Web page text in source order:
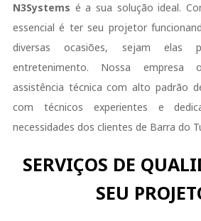
N3Systems é a sua solução ideal.
essencial é ter seu projetor
diversas ocasiões, sejam elas
entretenimento. Nossa empresa
assistência técnica com alto padrão
com técnicos experientes e
necessidades dos clientes de Barra do
SERVIÇOS DE
SEU